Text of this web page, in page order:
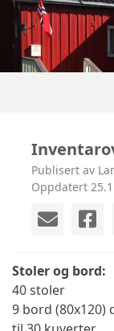
Publisert av
Oppdatert
Stoler og bord:
40 stoler
9 bord (80x120)